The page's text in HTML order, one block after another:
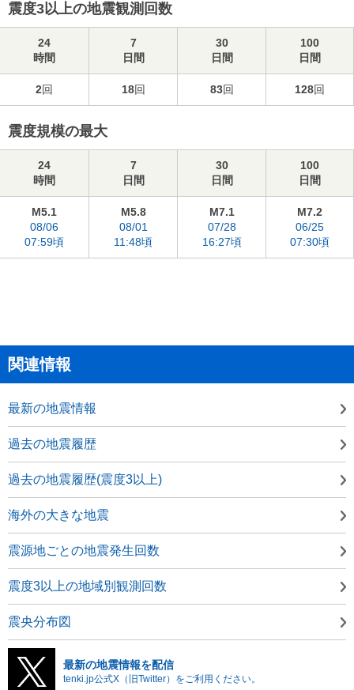
震度3以上の地震観測回数
24
時間
7
日間
30
日間
100
日間
2回 18回 83回 128回
震度規模の最大
24
時間
7
日間
30
日間
100
日間
M5.1
08/06
07:59頃
M5.8
08/01
11:48頃
M7.1
07/28
16:27頃
M7.2
06/25
07:30頃
関連情報
最新の地震情報
過去の地震履歴
過去の地震履歴(震度3以上)
海外の大きな地震
震源地ごとの地震発生回数
震度3以上の地域別観測回数
震央分布図
最新の地震情報を配信
tenki.jp公式X（旧Twitter）をご利用ください。